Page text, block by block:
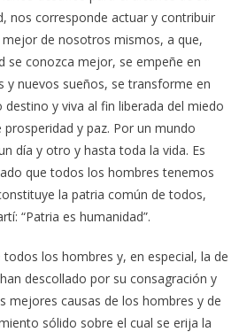
nos corresponde actuar y contribuir
de nosotros mismos, a que,
se conozca mejor, se empeñe en
y nuevos sueños, se transforme en
y viva al fin liberada del miedo
y paz. Por un mundo
día y otro y hasta toda la vida. Es
que todos los hombres tenemos
la patria común de todos,
“Patria es humanidad”.
los hombres y, en especial, la de
descollado por su consagración y
mejores causas de los hombres y de
sólido sobre el cual se erija la